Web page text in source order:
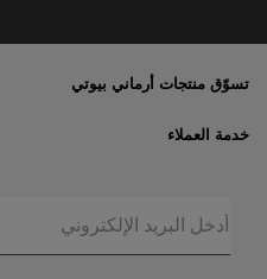
تسوّق منتجات أرماني بيوتي
العروض الحصريّة
المكياج
العطور
خدمة العملاء
حالة الطلبيّة
الخصوصيّة والأمن